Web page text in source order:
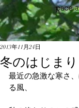
冬のはじまり
2013年11月24日
最近の急激な寒さ
る風、